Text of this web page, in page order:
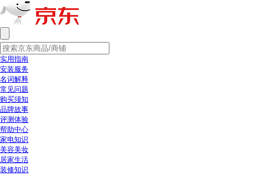
实用指南
安装服务
名词解释
常见问题
购买须知
品牌故事
评测体验
帮助中心
家电知识
美容美妆
居家生活
装修知识